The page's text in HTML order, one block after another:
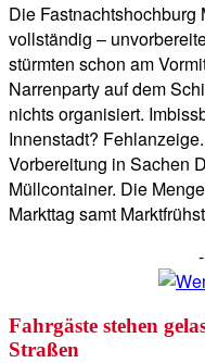
Die
vollständig –
stürmten schon am
Narrenparty auf dem
nichts organisiert.
Innenstadt?
Vorbereitung in Sachen
Müllcontainer. Die
Markttag samt
Fahrgäste stehen
Straßen